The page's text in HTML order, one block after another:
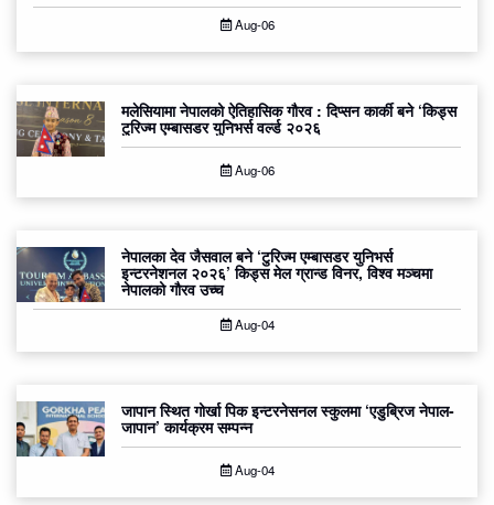
Aug-06
मलेसियामा नेपालको ऐतिहासिक गौरव : दिप्सन कार्की बने ‘किड्स
टुरिज्म एम्बासडर युनिभर्स वर्ल्ड २०२६
Aug-06
नेपालका देव जैसवाल बने ‘टुरिज्म एम्बासडर युनिभर्स
इन्टरनेशनल २०२६’ किड्स मेल ग्रान्ड विनर, विश्व मञ्चमा
नेपालको गौरव उच्च
Aug-04
जापान स्थित गोर्खा पिक इन्टरनेसनल स्कुलमा ‘एडुब्रिज नेपाल-
जापान’ कार्यक्रम सम्पन्न
Aug-04